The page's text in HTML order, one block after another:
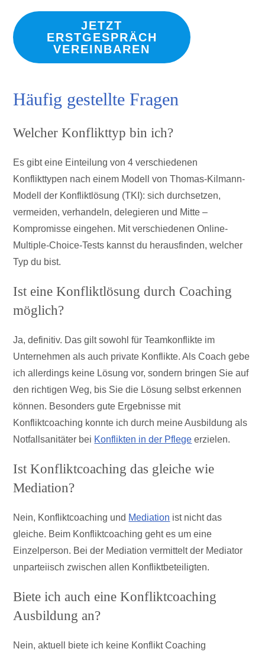
JETZT
ERSTGESPRÄCH
VEREINBAREN
Häufig gestellte Fragen
Welcher Konflikttyp bin ich?
Es gibt eine Einteilung von 4 verschiedenen
Konflikttypen nach einem Modell von Thomas-Kilmann-
Modell der Konfliktlösung (TKI): sich durchsetzen,
vermeiden, verhandeln, delegieren und Mitte –
Kompromisse eingehen. Mit verschiedenen Online-
Multiple-Choice-Tests kannst du herausfinden, welcher
Typ du bist.
Ist eine Konfliktlösung durch Coaching
möglich?
Ja, definitiv. Das gilt sowohl für Teamkonflikte im
Unternehmen als auch private Konflikte. Als Coach gebe
ich allerdings keine Lösung vor, sondern bringen Sie auf
den richtigen Weg, bis Sie die Lösung selbst erkennen
können. Besonders gute Ergebnisse mit
Konfliktcoaching konnte ich durch meine Ausbildung als
Notfallsanitäter bei Konflikten in der Pflege erzielen.
Ist Konfliktcoaching das gleiche wie
Mediation?
Nein, Konfliktcoaching und Mediation ist nicht das
gleiche. Beim Konfliktcoaching geht es um eine
Einzelperson. Bei der Mediation vermittelt der Mediator
unparteiisch zwischen allen Konfliktbeteiligten.
Biete ich auch eine Konfliktcoaching
Ausbildung an?
Nein, aktuell biete ich keine Konflikt Coaching